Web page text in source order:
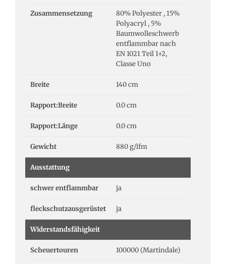
Zusammensetzung
80% Polyester , 15%
Polyacryl , 5%
Baumwolleschwerb
entflammbar nach
EN 1021 Teil 1+2,
Classe Uno
Breite 140 cm
Rapport:Breite 0.0 cm
Rapport:Länge 0.0 cm
Gewicht 880 g/lfm
Ausstattung
schwer entflammbar ja
fleckschutzausgerüstet ja
Widerstandsfähigkeit
Scheuertouren 100000 (Martindale)